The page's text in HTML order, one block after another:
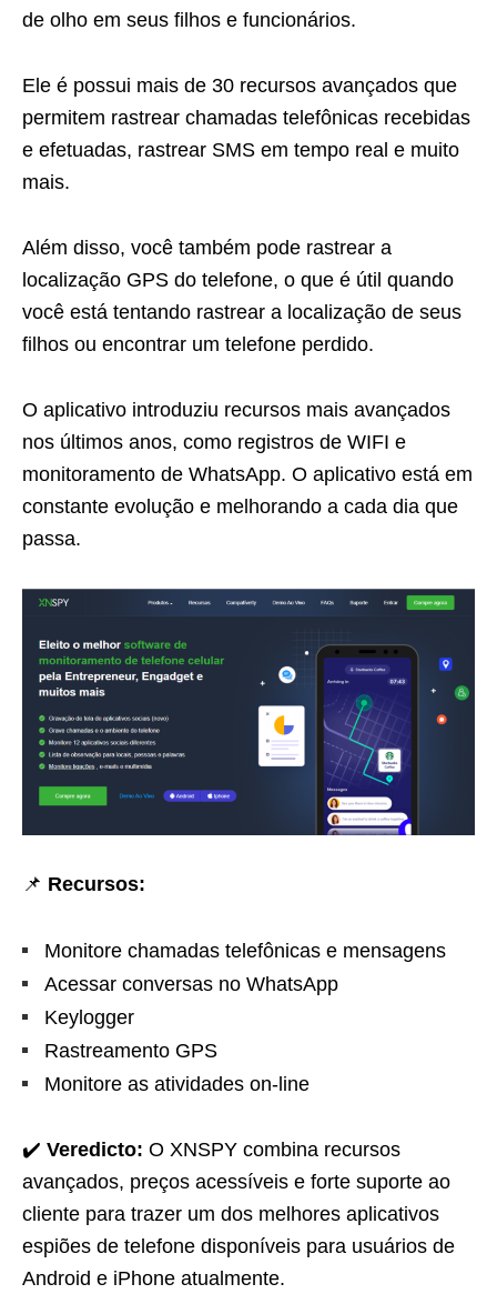
de olho em seus filhos e funcionários.
Ele é possui mais de 30 recursos avançados que
permitem rastrear chamadas telefônicas recebidas
e efetuadas, rastrear SMS em tempo real e muito
mais.
Além disso, você também pode rastrear a
localização GPS do telefone, o que é útil quando
você está tentando rastrear a localização de seus
filhos ou encontrar um telefone perdido.
O aplicativo introduziu recursos mais avançados
nos últimos anos, como registros de WIFI e
monitoramento de WhatsApp. O aplicativo está em
constante evolução e melhorando a cada dia que
passa.
📌 Recursos:
Monitore chamadas telefônicas e mensagens
Acessar conversas no WhatsApp
Keylogger
Rastreamento GPS
Monitore as atividades on-line
✔️ Veredicto: O XNSPY combina recursos
avançados, preços acessíveis e forte suporte ao
cliente para trazer um dos melhores aplicativos
espiões de telefone disponíveis para usuários de
Android e iPhone atualmente.